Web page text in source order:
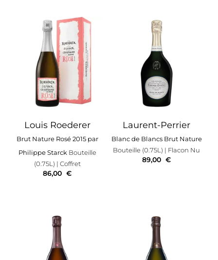
Louis Roederer
Brut Nature Rosé 2015 par
Philippe Starck Bouteille
(0.75L) | Coffret
86,00 €
Laurent-Perrier
Blanc de Blancs Brut Nature
Bouteille (0.75L) | Flacon Nu
89,00 €